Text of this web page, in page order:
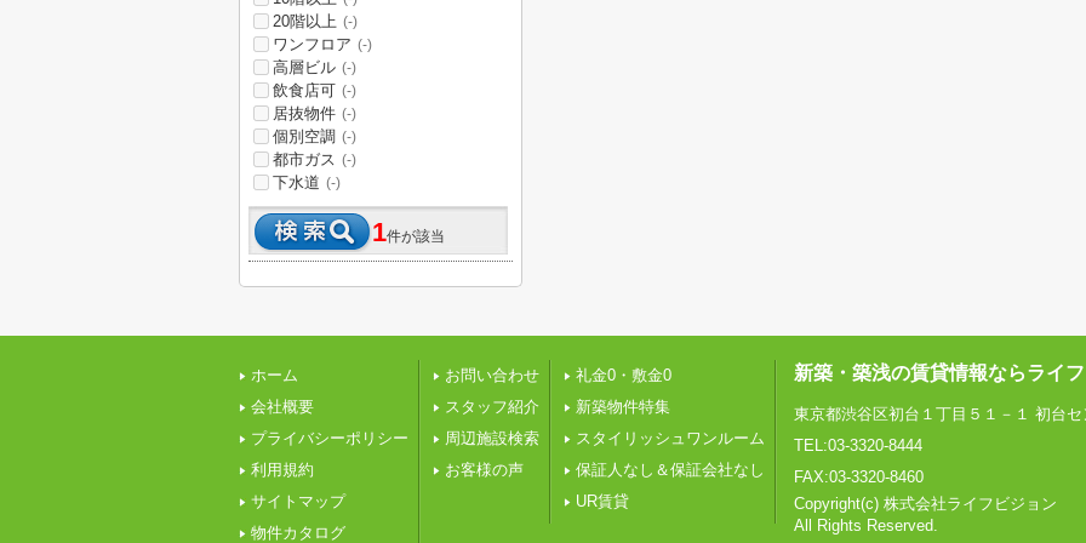
20階以上 (-)
ワンフロア (-)
高層ビル (-)
飲食店可 (-)
居抜物件 (-)
個別空調 (-)
都市ガス (-)
下水道 (-)
1件が該当
ホーム
会社概要
プライバシーポリシー
利用規約
サイトマップ
物件カタログ
お問い合わせ
スタッフ紹介
周辺施設検索
お客様の声
礼金0・敷金0
新築物件特集
スタイリッシュワンルーム
保証人なし＆保証会社なし
UR賃貸
新築・築浅の賃貸情報ならライ
東京都渋谷区初台１丁目５１－１ 初台
TEL:03-3320-8444
FAX:03-3320-8460
Copyright(c) 株式会社ライフビジョン
All Rights Reserved.